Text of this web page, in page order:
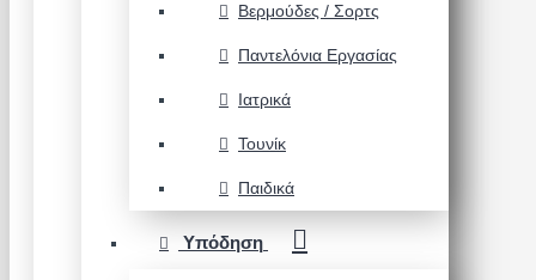
Βερμούδες / Σορτς
Παντελόνια Εργασίας
Ιατρικά
Τουνίκ
Παιδικά
Υπόδηση